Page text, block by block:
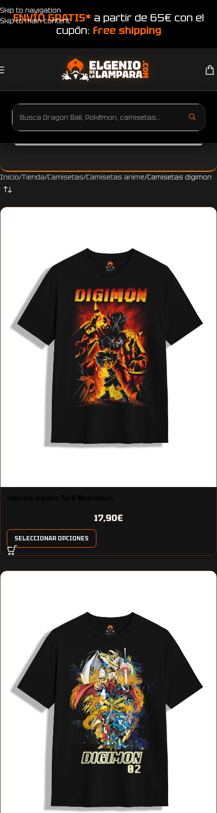
Skip to navigation
Skip to main content
ENVÍO GRATIS* a partir de 65€ con el
cupón: free shipping
Más información
Inicio Tienda Camisetas Camisetas anime Camisetas digimon
17,90€
SELECCIONAR OPCIONES